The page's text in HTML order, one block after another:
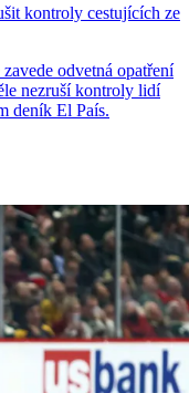
kontroly cestujících ze
odvetná opatření
nezruší kontroly lidí
deník El País.